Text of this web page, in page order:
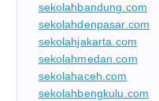
sekolahbandung.com
sekolahdenpasar.com
sekolahjakarta.com
sekolahmedan.com
sekolahaceh.com
sekolahbengkulu.com